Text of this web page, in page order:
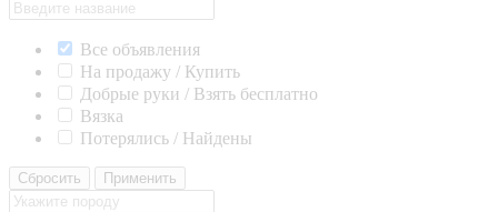
Все объявления
На продажу / Купить
Добрые руки / Взять бесплатно
Вязка
Потерялись / Найдены
Сбросить Применить